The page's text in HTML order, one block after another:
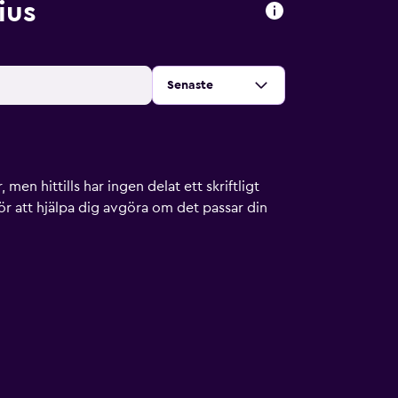
Sortera efter
Senaste
men hittills har ingen delat ett skriftligt
att hjälpa dig avgöra om det passar din